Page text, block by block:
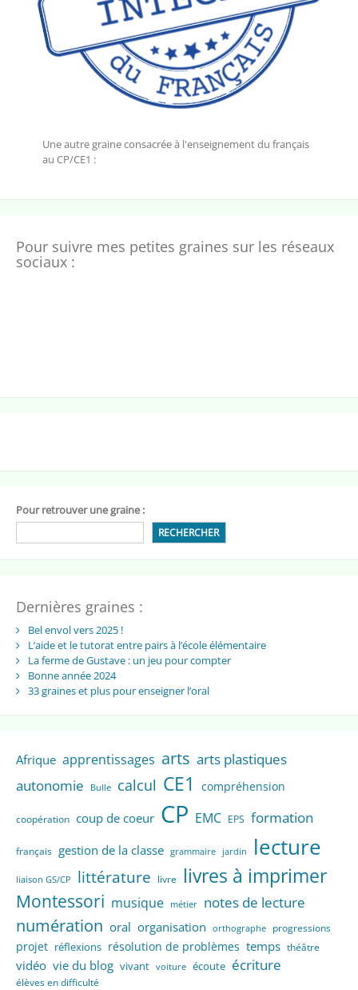
Une autre graine consacrée à l'enseignement du français
au CP/CE1 :
Pour suivre mes petites graines sur les réseaux
sociaux :
Pour retrouver une graine :
RECHERCHER
Dernières graines :
Bel envol vers 2025 !
L’aide et le tutorat entre pairs à l’école élémentaire
La ferme de Gustave : un jeu pour compter
Bonne année 2024
33 graines et plus pour enseigner l’oral
Afrique apprentissages arts arts plastiques
autonomie
Bulle calcul CE1 compréhension
coopération coup de coeur CP EMC EPS formation
français gestion de la classe grammaire jardin lecture
liaison GS/CP littérature livre livres à imprimer
Montessori musique métier notes de lecture
numération oral organisation orthographe progressions
projet réflexions résolution de problèmes temps théâtre
vidéo vie du blog vivant voiture écoute écriture
élèves en difficulté